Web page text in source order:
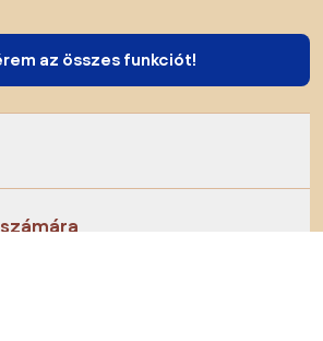
az összes funkciót!